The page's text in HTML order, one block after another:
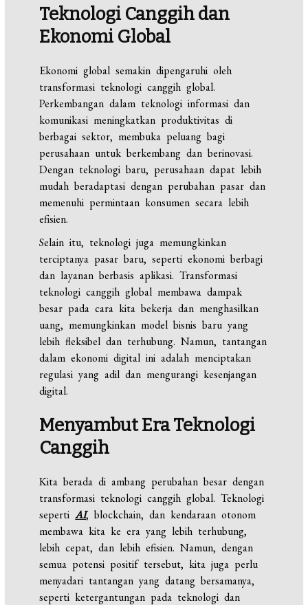
Teknologi Canggih dan
Ekonomi Global
Ekonomi global semakin dipengaruhi oleh
transformasi teknologi canggih global.
Perkembangan dalam teknologi informasi dan
komunikasi meningkatkan produktivitas di
berbagai sektor, membuka peluang bagi
perusahaan untuk berkembang dan berinovasi.
Dengan teknologi baru, perusahaan dapat lebih
mudah beradaptasi dengan perubahan pasar dan
memenuhi permintaan konsumen secara lebih
efisien.
Selain itu, teknologi juga memungkinkan
terciptanya pasar baru, seperti ekonomi berbagi
dan layanan berbasis aplikasi. Transformasi
teknologi canggih global membawa dampak
besar pada cara kita bekerja dan menghasilkan
uang, memungkinkan model bisnis baru yang
lebih fleksibel dan terhubung. Namun, tantangan
dalam ekonomi digital ini adalah menciptakan
regulasi yang adil dan mengurangi kesenjangan
digital.
Menyambut Era Teknologi
Canggih
Kita berada di ambang perubahan besar dengan
transformasi teknologi canggih global. Teknologi
sepertiAI, blockchain, dan kendaraan otonom
membawa kita ke era yang lebih terhubung,
lebih cepat, dan lebih efisien. Namun, dengan
semua potensi positif tersebut, kita juga perlu
menyadari tantangan yang datang bersamanya,
seperti ketergantungan pada teknologi dan